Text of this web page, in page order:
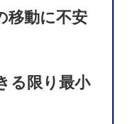
移動に不安
る限り最小